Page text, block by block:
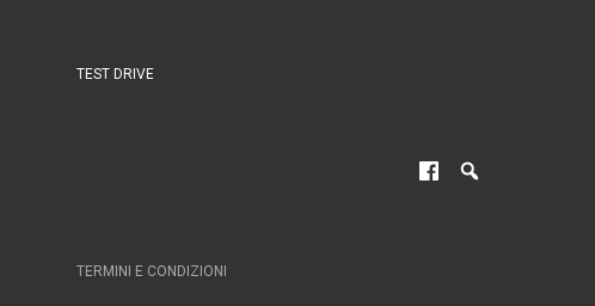
TEST DRIVE
TERMINI E CONDIZIONI